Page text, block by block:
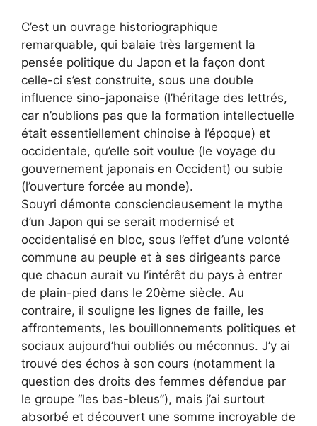
C’est un ouvrage historiographique
remarquable, qui balaie très largement la
pensée politique du Japon et la façon dont
celle-ci s’est construite, sous une double
influence sino-japonaise (l’héritage des lettrés,
car n’oublions pas que la formation intellectuelle
était essentiellement chinoise à l’époque) et
occidentale, qu’elle soit voulue (le voyage du
gouvernement japonais en Occident) ou subie
(l’ouverture forcée au monde).
Souyri démonte consciencieusement le mythe
d’un Japon qui se serait modernisé et
occidentalisé en bloc, sous l’effet d’une volonté
commune au peuple et à ses dirigeants parce
que chacun aurait vu l’intérêt du pays à entrer
de plain-pied dans le 20ème siècle. Au
contraire, il souligne les lignes de faille, les
affrontements, les bouillonnements politiques et
sociaux aujourd’hui oubliés ou méconnus. J’y ai
trouvé des échos à son cours (notamment la
question des droits des femmes défendue par
le groupe “les bas-bleus”), mais j’ai surtout
absorbé et découvert une somme incroyable de